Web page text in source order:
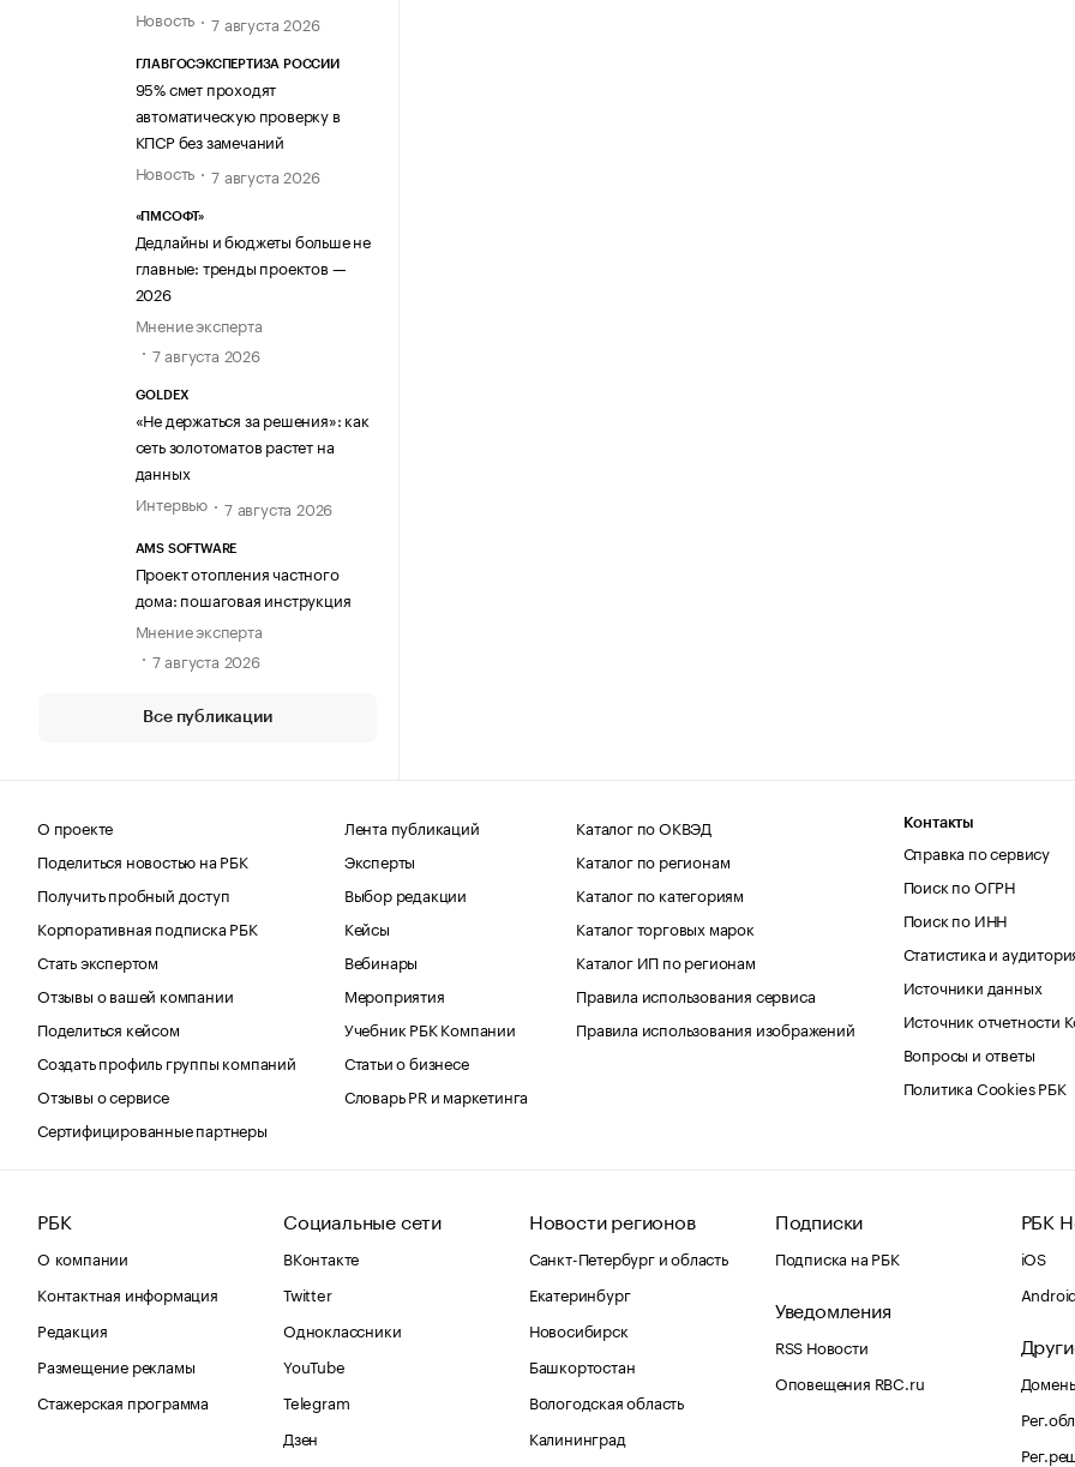
Новость
7 августа 2026
ГЛАВГОСЭКСПЕРТИЗА РОССИИ
95% смет проходят
автоматическую проверку в
КПСР без замечаний
Новость
7 августа 2026
«ПМСОФТ»
Дедлайны и бюджеты больше не
главные: тренды проектов —
2026
Мнение эксперта
7 августа 2026
GOLDEX
«Не держаться за решения»: как
сеть золотоматов растет на
данных
Интервью
7 августа 2026
AMS SOFTWARE
Проект отопления частного
дома: пошаговая инструкция
Мнение эксперта
7 августа 2026
Все публикации
О проекте
Поделиться новостью на РБК
Получить пробный доступ
Корпоративная подписка РБК
Стать экспертом
Отзывы о вашей компании
Поделиться кейсом
Создать профиль группы компаний
Отзывы о сервисе
Сертифицированные партнеры
Лента публикаций
Эксперты
Выбор редакции
Кейсы
Вебинары
Мероприятия
Учебник РБК Компании
Статьи о бизнесе
Словарь PR и маркетинга
Каталог по ОКВЭД
Каталог по регионам
Каталог по категориям
Каталог торговых марок
Каталог ИП по регионам
Правила использования сервиса
Правила использования изображений
Контакты
Справка по сервису
Поиск по ОГРН
Поиск по ИНН
Статистика и
Источники данных
Источник отчетности
Вопросы и ответы
Политика Cookies РБК
РБК
О компании
Контактная информация
Редакция
Размещение рекламы
Стажерская программа
Социальные сети
ВКонтакте
Twitter
Одноклассники
YouTube
Telegram
Дзен
Новости регионов
Санкт-Петербург и область
Екатеринбург
Новосибирск
Башкортостан
Вологодская область
Калининград
Подписки
Подписка на РБК
Уведомления
RSS Новости
Оповещения RBC.ru
РБК
iOS